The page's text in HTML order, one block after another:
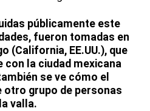
públicamente este
fueron tomadas en
(California, EE.UU.), que
la ciudad mexicana
se ve cómo el
otro grupo de personas
valla.